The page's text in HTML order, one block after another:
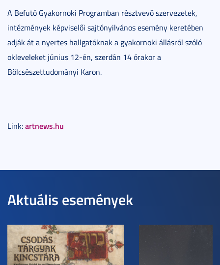
A Befutó Gyakornoki Programban résztvevő szervezetek,
intézmények képviselői sajtónyilvános esemény keretében
adják át a nyertes hallgatóknak a gyakornoki állásról szóló
okleveleket június 12-én, szerdán 14 órakor a
Bölcsészettudományi Karon.
Link:artnews.hu
Aktuális események